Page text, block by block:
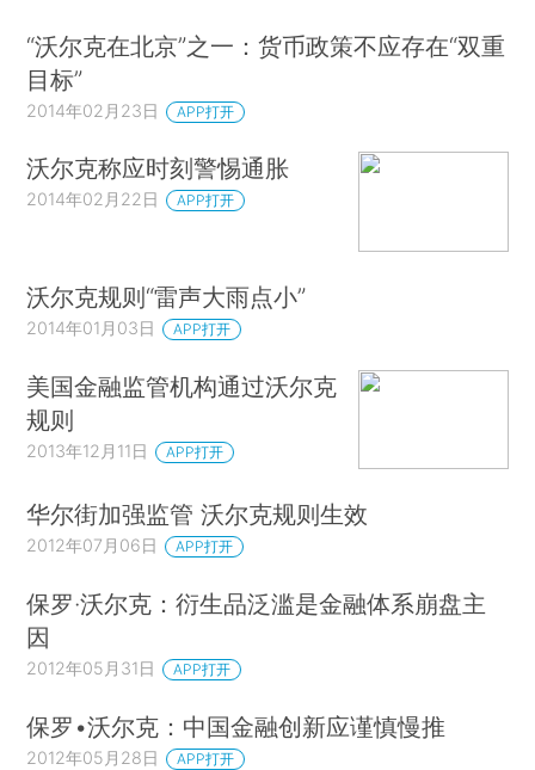
“沃尔克在北京”之一：货币政策不应存在“双重
目标”
2014年02月23日 APP打开
沃尔克称应时刻警惕通胀
2014年02月22日 APP打开
沃尔克规则“雷声大雨点小”
2014年01月03日 APP打开
美国金融监管机构通过沃尔克
规则
2013年12月11日 APP打开
华尔街加强监管 沃尔克规则生效
2012年07月06日 APP打开
保罗·沃尔克：衍生品泛滥是金融体系崩盘主
因
2012年05月31日 APP打开
保罗•沃尔克：中国金融创新应谨慎慢推
2012年05月28日 APP打开